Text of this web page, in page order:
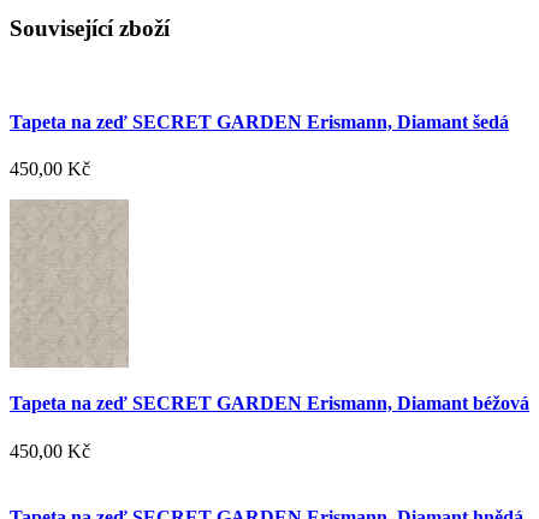
Související zboží
Tapeta na zeď SECRET GARDEN Erismann, Diamant šedá
450,00 Kč
Tapeta na zeď SECRET GARDEN Erismann, Diamant béžová
450,00 Kč